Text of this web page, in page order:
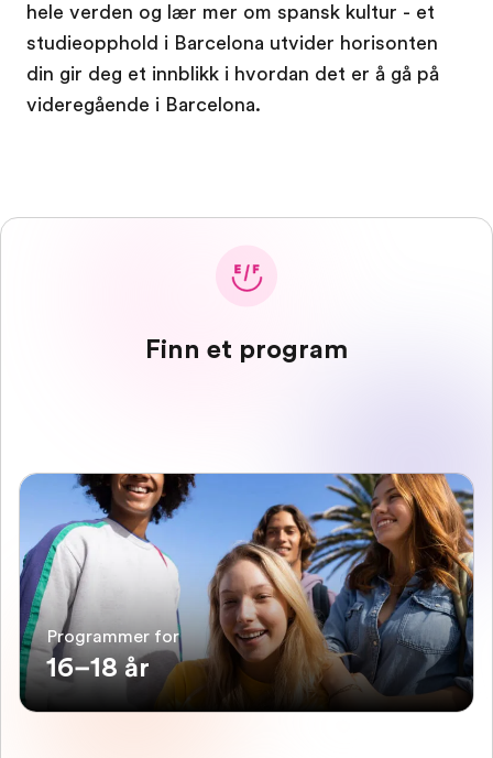
hele verden og lær mer om spansk kultur - et
studieopphold i Barcelona utvider horisonten
din gir deg et innblikk i hvordan det er å gå på
videregående i Barcelona.
Finn et program
Programmer for
16–18 år